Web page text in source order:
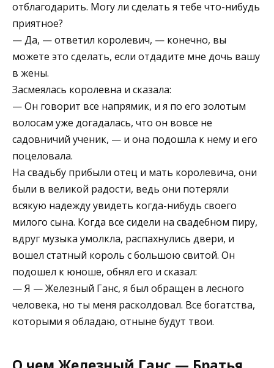
отблагодарить. Могу ли сделать я тебе что-нибудь
приятное?
— Да, — ответил королевич, — конечно, вы
можете это сделать, если отдадите мне дочь вашу
в жены.
Засмеялась королевна и сказала:
— Он говорит все напрямик, и я по его золотым
волосам уже догадалась, что он вовсе не
садовничий ученик, — и она подошла к нему и его
поцеловала.
На свадьбу прибыли отец и мать королевича, они
были в великой радости, ведь они потеряли
всякую надежду увидеть когда-нибудь своего
милого сына. Когда все сидели на свадебном пиру,
вдруг музыка умолкла, распахнулись двери, и
вошел статный король с большою свитой. Он
подошел к юноше, обнял его и сказал:
— Я — Железный Ганс, я был обращен в лесного
человека, но ты меня расколдовал. Все богатства,
которыми я обладаю, отныне будут твои.